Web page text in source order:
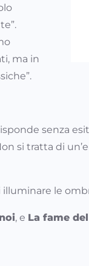
ma in
senza
si tratta di
illuminare le
, e La fame